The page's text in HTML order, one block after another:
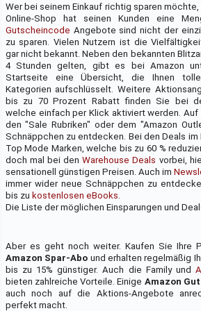
Wer bei seinem Einkauf richtig sparen
Online-Shop hat seinen Kunden eine
Gutscheincode Angebote sind nicht der
zu sparen. Vielen Nutzern ist die
gar nicht bekannt. Neben den bekannten
4 Stunden gelten, gibt es bei Amazon
Startseite eine Übersicht, die Ihnen
Kategorien aufschlüsselt. Weitere
bis zu 70 Prozent Rabatt finden Sie bei
welche einfach per Klick aktiviert werden.
den "Sale Rubriken" oder dem "Amazon
Schnäppchen zu entdecken. Bei den Deals im
Top Mode Marken, welche bis zu 60 %
doch mal bei denWarehouse Deals vorbei,
sensationell günstigen Preisen. Auch im
immer wider neue Schnäppchen zu
bis zu kostenlosen eBooks
Die Liste der möglichen Einsparungen und
Aber es geht noch weiter. Kaufen Sie Ihre
Amazon Spar-Abo und erhalten regelmäßig
bis zu 15% günstiger. Auch die Family und
bieten zahlreiche Vorteile. Einige Amazon
auch noch auf die Aktions-Angebote
perfekt macht.